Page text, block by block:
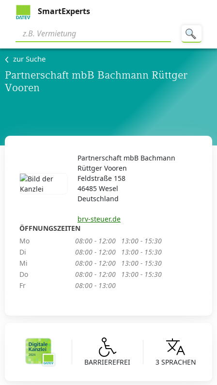
SmartExperts
zur Suche
Partnerschaft mbB Bachmann Rüttger
Vooren
BARRIEREFREI 3 SPRACHEN
Partnerschaft mbB Bachmann
Rüttger Vooren
Feldstraße 158
46485 Wesel
Deutschland
brv-steuer.de
ÖFFNUNGSZEITEN
Mo
08:00 - 12:00
13:00 - 15:30
Di
08:00 - 12:00
13:00 - 15:30
Mi
08:00 - 12:00
13:00 - 15:30
Do
08:00 - 12:00
13:00 - 15:30
Fr
08:00 - 13:00